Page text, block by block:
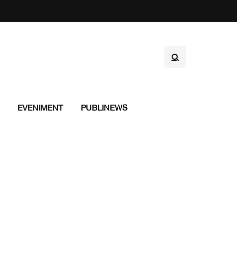
EVENIMENT PUBLINEWS